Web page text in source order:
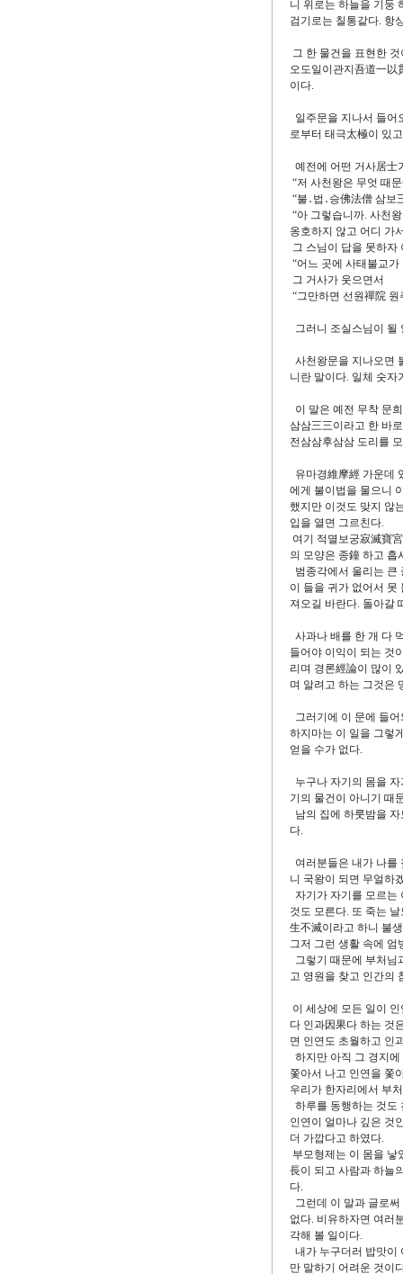
니 위로는 하늘을 기둥
검기로는 칠통같다. 항
그 한 물건을 표현한
오도일이관지吾道一以
이다.
일주문을 지나서 들어
로부터 태극太極이 있
예전에 어떤 거사居士
“저 사천왕은 무엇 때
“불․법․승佛法僧 삼보
“아 그렇습니까. 사천
옹호하지 않고 어디 가
그 스님이 답을 못하자
“어느 곳에 사태불교가
그 거사가 웃으면서
“그만하면 선원禪院
그러니 조실스님이 될
사천왕문을 지나오면
니란 말이다. 일체 숫자
이 말은 예전 무착 문
삼삼三三이라고 한 바
전삼삼후삼삼 도리를
유마경維摩經 가운데
에게 불이법을 물으니
했지만 이것도 맞지 않
입을 열면 그르친다.
여기 적멸보궁寂滅寶
의 모양은 종鐘 하고 흡
범종각에서 울리는 큰
이 들을 귀가 없어서 못
져오길 바란다. 돌아갈
사과나 배를 한 개 다
들어야 이익이 되는 것
리며 경론經論이 많이
며 알려고 하는 그것은
그러기에 이 문에 들
하지마는 이 일을 그렇
얻을 수가 없다.
누구나 자기의 몸을
기의 물건이 아니기 때
남의 집에 하룻밤을
다.
여러분들은 내가 나를
니 국왕이 되면 무얼하
자기가 자기를 모르는
것도 모른다. 또 죽는
生不滅이라고 하니 불
그저 그런 생활 속에 엄
그렇기 때문에 부처님
고 영원을 찾고 인간의
이 세상에 모든 일이
다 인과因果다 하는 것
면 인연도 초월하고 인
하지만 아직 그 경지
쫓아서 나고 인연을 쫓
우리가 한자리에서 부
하루를 동행하는 것도
인연이 얼마나 깊은 것
더 가깝다고 하였다.
부모형제는 이 몸을 낳
長이 되고 사람과 하늘
다.
그런데 이 말과 글로
없다. 비유하자면 여러
각해 볼 일이다.
내가 누구더러 밥맛이
만 말하기 어려운 것이